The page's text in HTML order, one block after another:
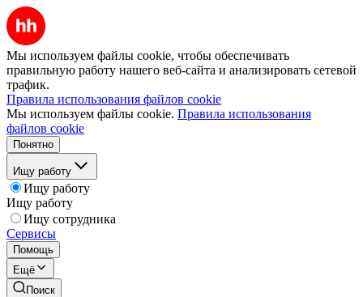
Мы используем файлы cookie, чтобы обеспечивать
правильную работу нашего веб-сайта и анализировать сетевой
трафик.
Правила использования файлов cookie
Мы используем файлы cookie. Правила использования
файлов cookie
Понятно
Ищу работу
Ищу работу
Ищу работу
Ищу сотрудника
Сервисы
Помощь
Ещё
Поиск